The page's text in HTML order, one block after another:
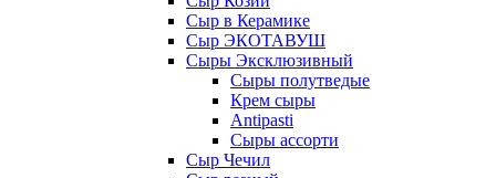
Сыр в Керамике
Сыр ЭКОТАВУШ
Сыры Эксклюзивный
Сыры полутведые
Крем сыры
Antipasti
Сыры ассорти
Сыр Чечил